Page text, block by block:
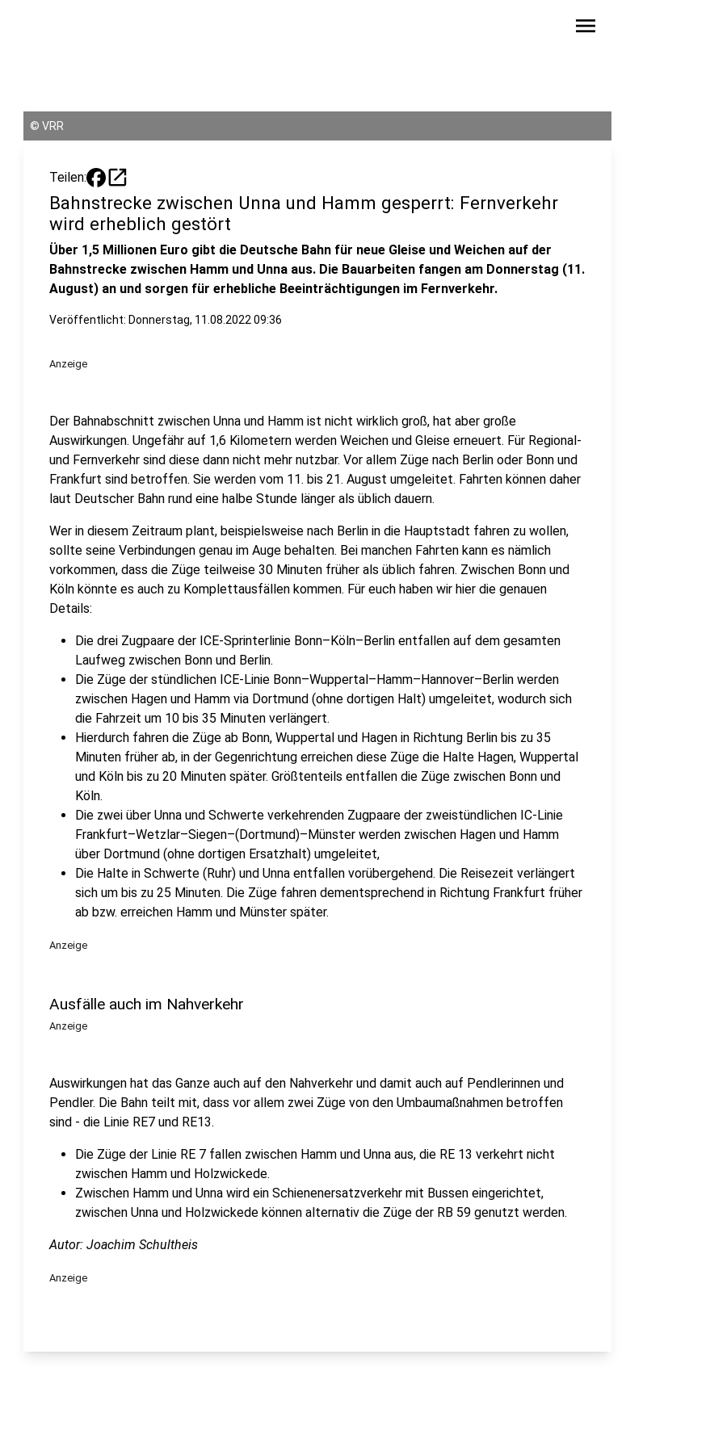
menu
© VRR
Teilen: open_in_new
Bahnstrecke zwischen Unna und Hamm gesperrt: Fernverkehr
wird erheblich gestört
Über 1,5 Millionen Euro gibt die Deutsche Bahn für neue Gleise und Weichen auf der
Bahnstrecke zwischen Hamm und Unna aus. Die Bauarbeiten fangen am Donnerstag (11.
August) an und sorgen für erhebliche Beeinträchtigungen im Fernverkehr.
Veröffentlicht: Donnerstag, 11.08.2022 09:36
Anzeige
Der Bahnabschnitt zwischen Unna und Hamm ist nicht wirklich groß, hat aber große
Auswirkungen. Ungefähr auf 1,6 Kilometern werden Weichen und Gleise erneuert. Für Regional-
und Fernverkehr sind diese dann nicht mehr nutzbar. Vor allem Züge nach Berlin oder Bonn und
Frankfurt sind betroffen. Sie werden vom 11. bis 21. August umgeleitet. Fahrten können daher
laut Deutscher Bahn rund eine halbe Stunde länger als üblich dauern.
Wer in diesem Zeitraum plant, beispielsweise nach Berlin in die Hauptstadt fahren zu wollen,
sollte seine Verbindungen genau im Auge behalten. Bei manchen Fahrten kann es nämlich
vorkommen, dass die Züge teilweise 30 Minuten früher als üblich fahren. Zwischen Bonn und
Köln könnte es auch zu Komplettausfällen kommen. Für euch haben wir hier die genauen
Details:
Die drei Zugpaare der ICE-Sprinterlinie Bonn–Köln–Berlin entfallen auf dem gesamten
Laufweg zwischen Bonn und Berlin.
Die Züge der stündlichen ICE-Linie Bonn–Wuppertal–Hamm–Hannover–Berlin werden
zwischen Hagen und Hamm via Dortmund (ohne dortigen Halt) umgeleitet, wodurch sich
die Fahrzeit um 10 bis 35 Minuten verlängert.
Hierdurch fahren die Züge ab Bonn, Wuppertal und Hagen in Richtung Berlin bis zu 35
Minuten früher ab, in der Gegenrichtung erreichen diese Züge die Halte Hagen, Wuppertal
und Köln bis zu 20 Minuten später. Größtenteils entfallen die Züge zwischen Bonn und
Köln.
Die zwei über Unna und Schwerte verkehrenden Zugpaare der zweistündlichen IC-Linie
Frankfurt–Wetzlar–Siegen–(Dortmund)–Münster werden zwischen Hagen und Hamm
über Dortmund (ohne dortigen Ersatzhalt) umgeleitet,
Die Halte in Schwerte (Ruhr) und Unna entfallen vorübergehend. Die Reisezeit verlängert
sich um bis zu 25 Minuten. Die Züge fahren dementsprechend in Richtung Frankfurt früher
ab bzw. erreichen Hamm und Münster später.
Anzeige
Ausfälle auch im Nahverkehr
Anzeige
Auswirkungen hat das Ganze auch auf den Nahverkehr und damit auch auf Pendlerinnen und
Pendler. Die Bahn teilt mit, dass vor allem zwei Züge von den Umbaumaßnahmen betroffen
sind - die Linie RE7 und RE13.
Die Züge der Linie RE 7 fallen zwischen Hamm und Unna aus, die RE 13 verkehrt nicht
zwischen Hamm und Holzwickede.
Zwischen Hamm und Unna wird ein Schienenersatzverkehr mit Bussen eingerichtet,
zwischen Unna und Holzwickede können alternativ die Züge der RB 59 genutzt werden.
Autor: Joachim Schultheis
Anzeige